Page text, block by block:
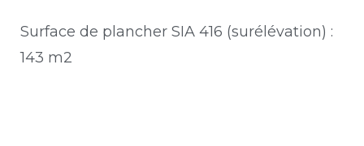
Surface de plancher SIA 416 (surélévation) :
143 m2